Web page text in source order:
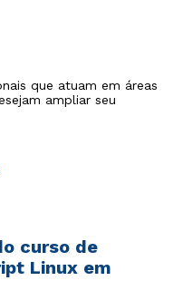
que atuam em áreas
ampliar seu
curso de
Linux em